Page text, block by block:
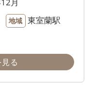
地域 東室蘭駅
る